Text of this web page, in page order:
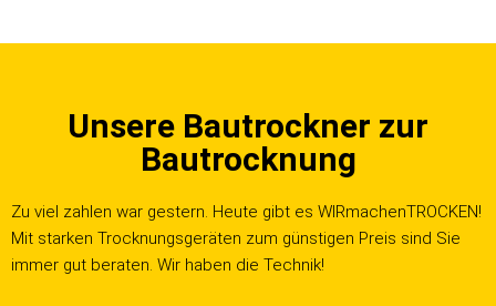
Unsere Bautrockner zur
Bautrocknung
Zu viel zahlen war gestern. Heute gibt es WIRmachenTROCKEN!
Mit starken Trocknungsgeräten zum günstigen Preis sind Sie
immer gut beraten. Wir haben die Technik!